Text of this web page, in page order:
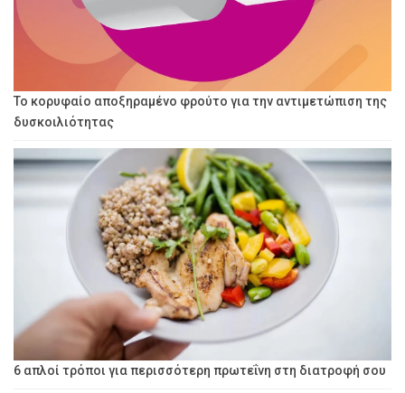
Το κορυφαίο αποξηραμένο φρούτο για την αντιμετώπιση της
δυσκοιλιότητας
6 απλοί τρόποι για περισσότερη πρωτεΐνη στη διατροφή σου